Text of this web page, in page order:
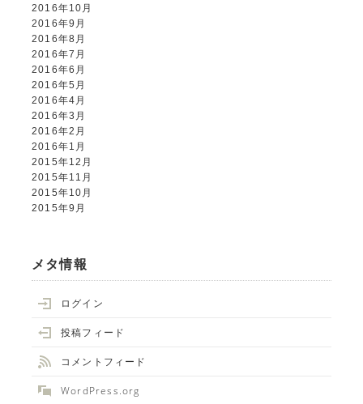
2016年10月
2016年9月
2016年8月
2016年7月
2016年6月
2016年5月
2016年4月
2016年3月
2016年2月
2016年1月
2015年12月
2015年11月
2015年10月
2015年9月
メタ情報
ログイン
投稿フィード
コメントフィード
WordPress.org